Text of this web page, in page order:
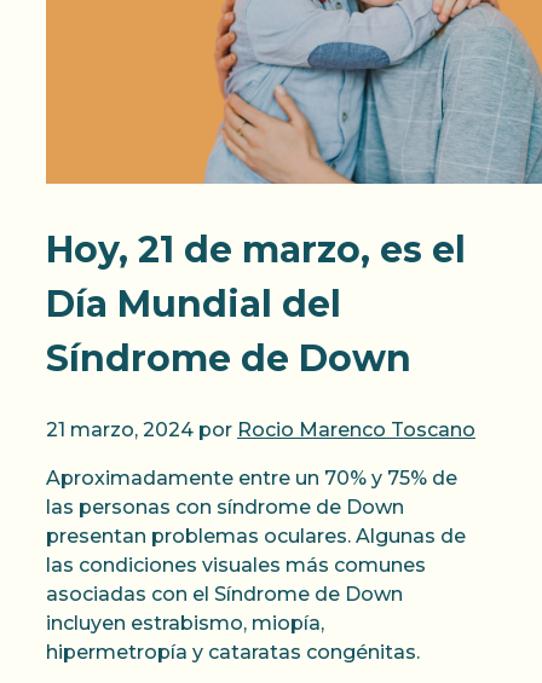
Hoy, 21 de marzo, es el
Día Mundial del
Síndrome de Down
21 marzo, 2024 por Rocio Marenco Toscano
Aproximadamente entre un 70% y 75% de
las personas con síndrome de Down
presentan problemas oculares. Algunas de
las condiciones visuales más comunes
asociadas con el Síndrome de Down
incluyen estrabismo, miopía,
hipermetropía y cataratas congénitas.